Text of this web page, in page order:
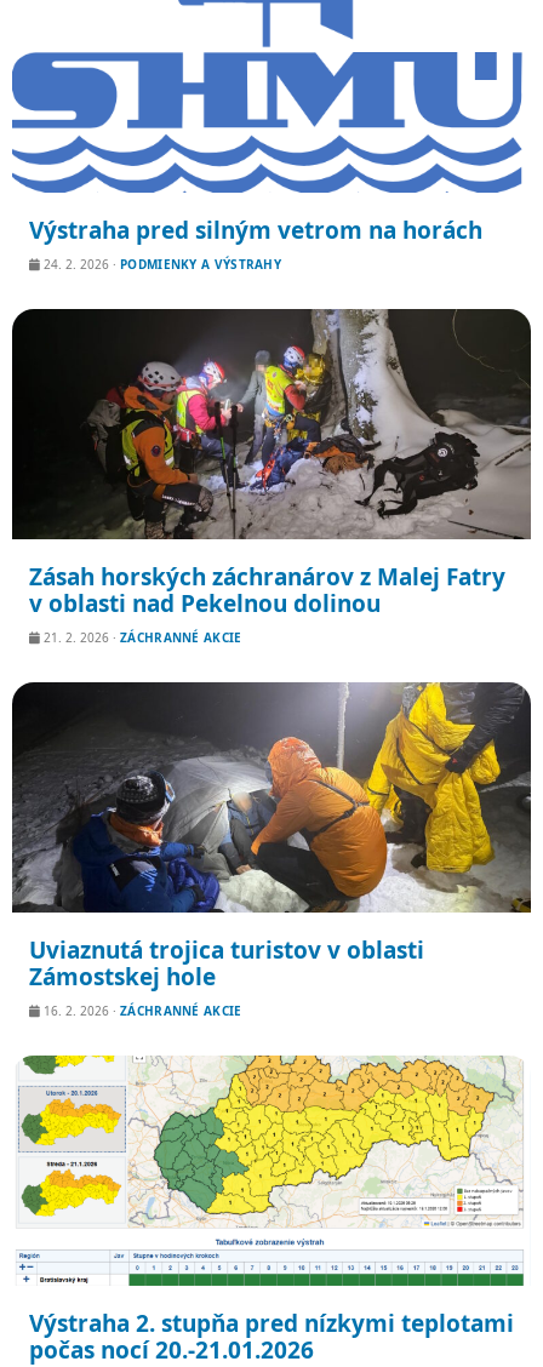
Výstraha pred silným vetrom na horách
24. 2. 2026 · PODMIENKY A VÝSTRAHY
Zásah horských záchranárov z Malej Fatry
v oblasti nad Pekelnou dolinou
21. 2. 2026 · ZÁCHRANNÉ AKCIE
Uviaznutá trojica turistov v oblasti
Zámostskej hole
16. 2. 2026 · ZÁCHRANNÉ AKCIE
Výstraha 2. stupňa pred nízkymi teplotami
počas nocí 20.-21.01.2026